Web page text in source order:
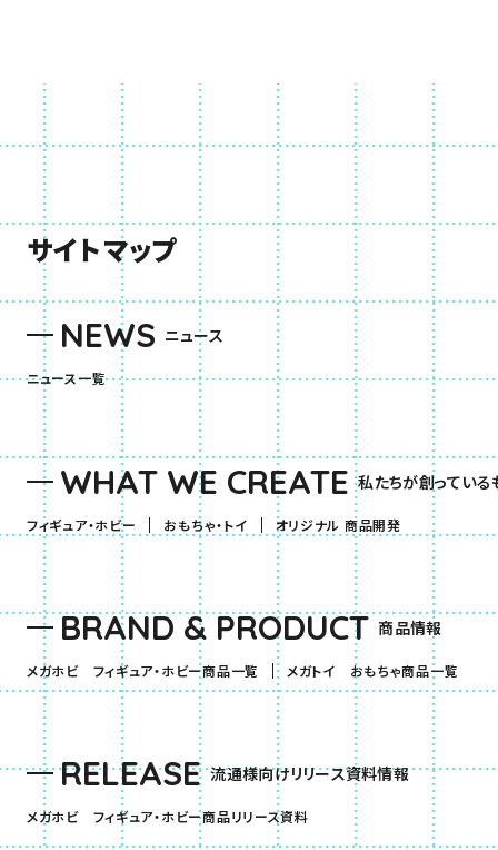
サイトマップ
NEWS ニュース
ニュース一覧
WHAT WE CREATE 私たちが創っている
フィギュア・ホビー （別ウィンドウで開きます）
おもちゃ・トイ（別ウィンドウで開きます）
オリジナル 商品開発
BRAND & PRODUCT 商品情報
メガホビ フィギュア・ホビー商品一覧 （別ウィンドウで開きます）
メガトイ おもちゃ商品一覧
RELEASE 流通様向けリリース資料情報
メガホビ フィギュア・ホビー商品リリース資料（別ウィンドウで開きます）